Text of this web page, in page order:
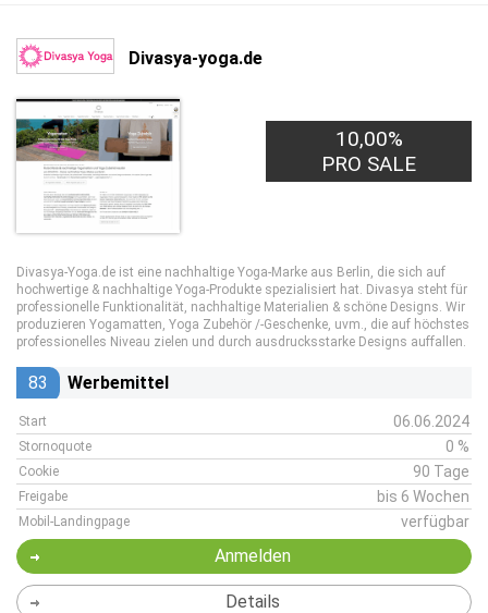
Divasya-yoga.de
10,00%
PRO SALE
Divasya-Yoga.de ist eine nachhaltige Yoga-Marke aus Berlin, die sich auf
hochwertige & nachhaltige Yoga-Produkte spezialisiert hat. Divasya steht für
professionelle Funktionalität, nachhaltige Materialien & schöne Designs. Wir
produzieren Yogamatten, Yoga Zubehör /-Geschenke, uvm., die auf höchstes
professionelles Niveau zielen und durch ausdrucksstarke Designs auffallen.
83 Werbemittel
Start 06.06.2024
Stornoquote 0 %
Cookie 90 Tage
Freigabe bis 6 Wochen
Mobil-Landingpage verfügbar
Anmelden
Details